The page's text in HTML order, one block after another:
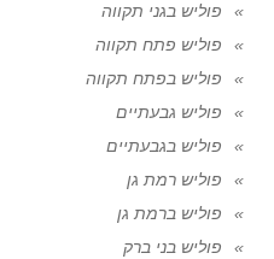
פוליש בגני תקווה
פוליש פתח תקווה
פוליש בפתח תקווה
פוליש גבעתיים
פוליש בגבעתיים
פוליש רמת גן
פוליש ברמת גן
פוליש בני ברק